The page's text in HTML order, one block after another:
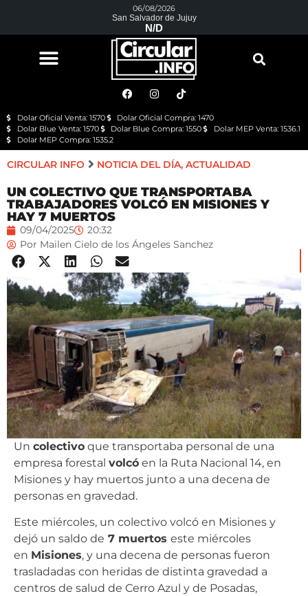
06/08/2026
San Salvador de Jujuy
N/D
Dolar Oficial Venta: 1570
Dolar Oficial Compra: 1470
Dolar Blue Venta: 1570
Dolar Blue Compra: 1550
Dolar MEP Venta: 1536.1
Dolar MEP Compra: 1535.2
CIRCULAR INFO NOTICIA DEL DÍA, ACTUALIDAD
UN COLECTIVO QUE TRANSPORTABA
TRABAJADORES VOLCÓ EN MISIONES Y
HAY 7 MUERTOS
09/04/2025
20:32
Por Mailen Cielo de los Ángeles Sanchez
Un colectivo que transportaba personal de una
empresa forestal volcó en la Ruta Nacional 14, en
Misiones y hay muertos junto a una decena de
personas en gravedad.
Este miércoles, un colectivo volcó en Misiones y
dejó un saldo de 7 muertos este miércoles
en Misiones, y una decena de personas fueron
trasladadas con heridas de distinta gravedad a
centros de salud de Cerro Azul y de Posadas,